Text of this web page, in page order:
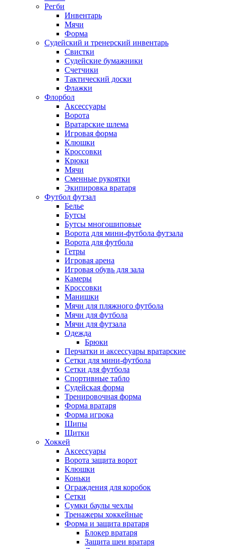
Регби
Инвентарь
Мячи
Форма
Судейский и тренерский инвентарь
Свистки
Судейские бумажники
Счетчики
Тактический доски
Флажки
Флорбол
Аксессуары
Ворота
Вратарские шлема
Игровая форма
Клюшки
Кроссовки
Крюки
Мячи
Сменные рукоятки
Экипировка вратаря
Футбол футзал
Белье
Бутсы
Бутсы многошиповые
Ворота для мини-футбола футзала
Ворота для футбола
Гетры
Игровая арена
Игровая обувь для зала
Камеры
Кроссовки
Манишки
Мячи для пляжного футбола
Мячи для футбола
Мячи для футзала
Одежда
Брюки
Перчатки и аксессуары вратарские
Сетки для мини-футбола
Сетки для футбола
Спортивные табло
Судейская форма
Тренировочная форма
Форма вратаря
Форма игрока
Шипы
Щитки
Хоккей
Аксессуары
Ворота защита ворот
Клюшки
Коньки
Ограждения для коробок
Сетки
Сумки баулы чехлы
Тренажеры хоккейные
Форма и защита вратаря
Блокер вратаря
Защита шеи вратаря